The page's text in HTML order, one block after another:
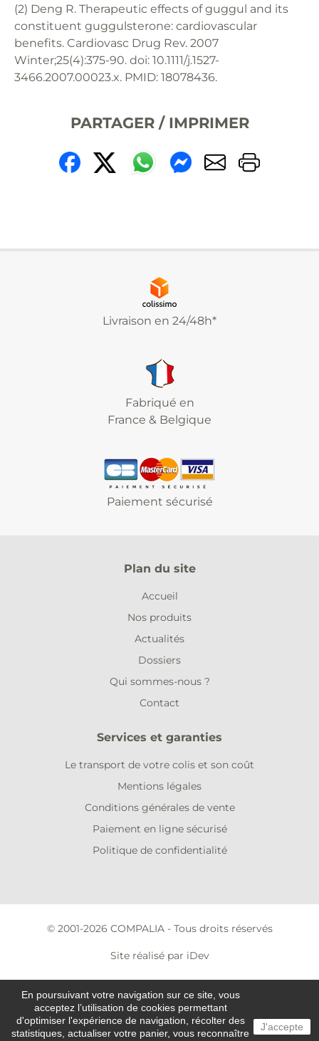
(2) Deng R. Therapeutic effects of guggul and its
constituent guggulsterone: cardiovascular
benefits. Cardiovasc Drug Rev. 2007
Winter;25(4):375-90. doi: 10.1111/j.1527-
3466.2007.00023.x. PMID: 18078436.
PARTAGER / IMPRIMER
Livraison en 24/48h*
Fabriqué en
France & Belgique
Paiement sécurisé
Plan du site
Accueil
Nos produits
Actualités
Dossiers
Qui sommes-nous ?
Contact
Services et garanties
Le transport de votre colis et son coût
Mentions légales
Conditions générales de vente
Paiement en ligne sécurisé
Politique de confidentialité
En poursuivant votre navigation sur ce site, vous
acceptez l’utilisation de cookies permettant
d'optimiser l'expérience de navigation, récolter des
statistiques, actualiser votre panier, vous reconnaître
J'accepte
© 2001-2026 COMPALIA - Tous droits réservés
Site réalisé par iDev